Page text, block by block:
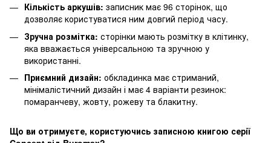
Кількість аркушів: записник має 96 сторінок, що
дозволяє користуватися ним довгий період часу.
Зручна розмітка: сторінки мають розмітку в клітинку,
яка вважається універсальною та зручною у
використанні.
Приємний дизайн: обкладинка має стриманий,
мінімалістичний дизайн і має 4 варіанти резинок:
помаранчеву, жовту, рожеву та блакитну.
Що ви отримуєте, користуючись записною книгою серії